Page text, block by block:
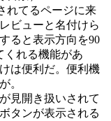
れてるページに来
ビューと名付けら
ると表示方向を90
くれる機能があ
は便利だ。便利機
。
見開き扱いされて
タンが表示される